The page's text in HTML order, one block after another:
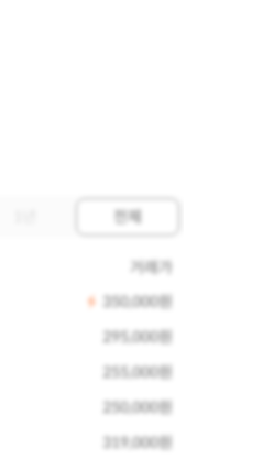
전체
거래가
350,000원
295,000원
255,000원
250,000원
319,000원